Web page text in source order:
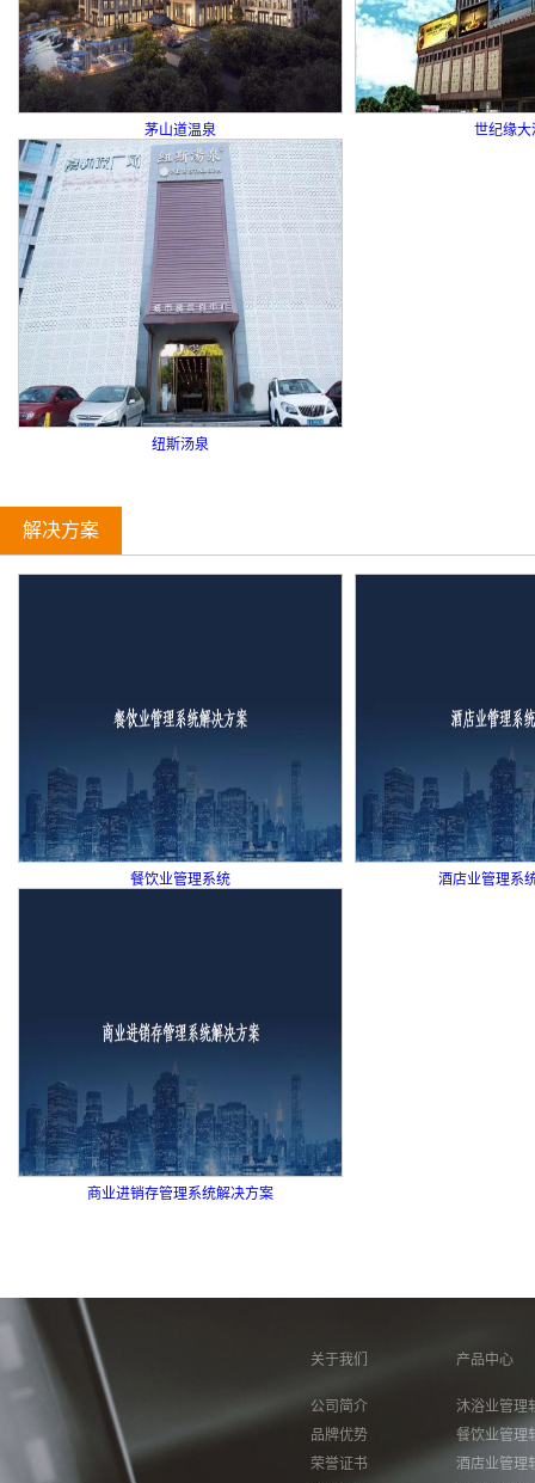
茅山道温泉 世纪缘大
纽斯汤泉
解决方案
餐饮业管理系统 酒店业管理系
商业进销存管理系统解决方案
关于我们
公司简介
品牌优势
荣誉证书
产品中心
沐浴业管理
餐饮业管理
酒店业管理